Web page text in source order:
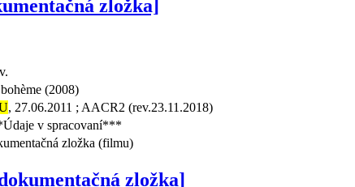
zložka]
(2008)
, 27.06.2011 ; AACR2 (rev.23.11.2018)
v spracovaní***
zložka (filmu)
zložka]